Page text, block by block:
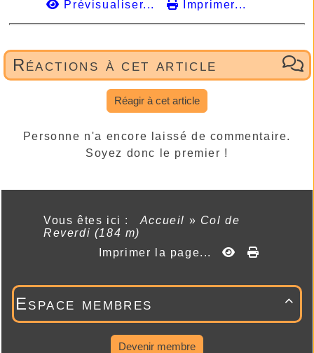
Prévisualiser... Imprimer...
Réactions à cet article
Réagir à cet article
Personne n'a encore laissé de commentaire.
Soyez donc le premier !
Vous êtes ici : Accueil » Col de
Reverdi (184 m)
Imprimer la page...

Espace membres
Devenir membre